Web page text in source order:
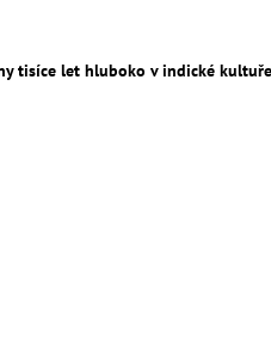
tisíce let hluboko v indické